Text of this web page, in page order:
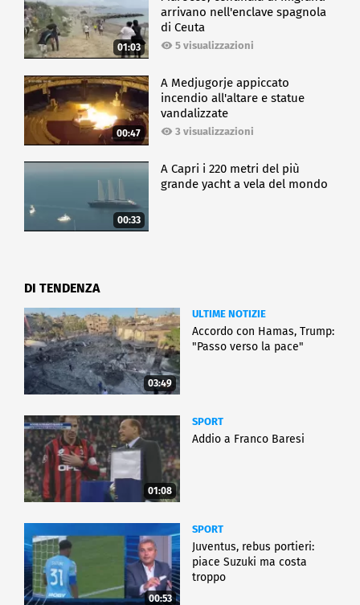
01:03
arrivano nell'enclave spagnola
di Ceuta
5 visualizzazioni
00:47
A Medjugorje appiccato
incendio all'altare e statue
vandalizzate
3 visualizzazioni
00:33
A Capri i 220 metri del più
grande yacht a vela del mondo
DI TENDENZA
03:49
ULTIME NOTIZIE
Accordo con Hamas, Trump:
"Passo verso la pace"
01:08
SPORT
Addio a Franco Baresi
00:53
SPORT
Juventus, rebus portieri:
piace Suzuki ma costa
troppo